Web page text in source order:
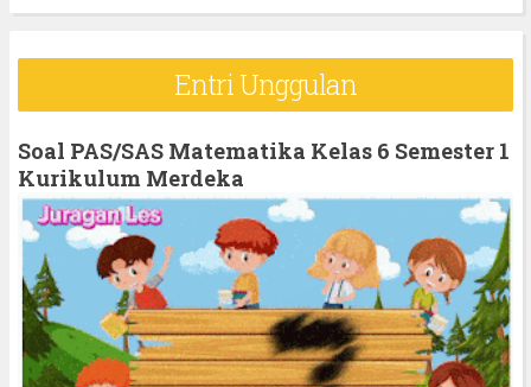
r
f
o
r
Entri Unggulan
Soal PAS/SAS Matematika Kelas 6 Semester 1
Kurikulum Merdeka